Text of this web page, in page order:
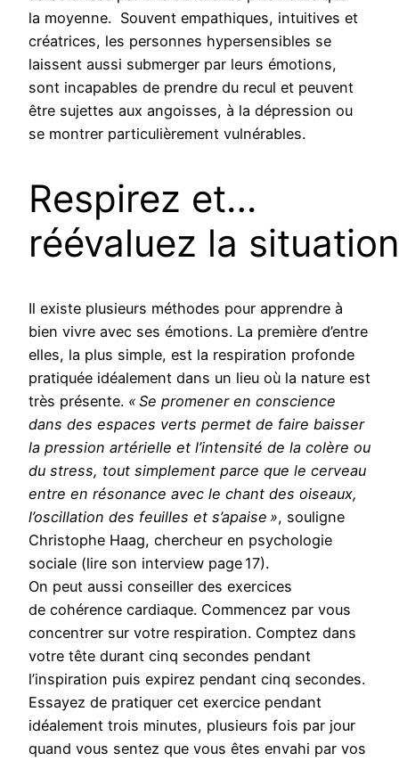
la moyenne. Souvent empathiques, intuitives et
créatrices, les personnes hypersensibles se
laissent aussi submerger par leurs émotions,
sont incapables de prendre du recul et peuvent
être sujettes aux angoisses, à la dépression ou
se montrer particulièrement vulnérables.
Respirez et…
réévaluez la situation
Il existe plusieurs méthodes pour apprendre à
bien vivre avec ses émotions. La première d’entre
elles, la plus simple, est la respiration profonde
pratiquée idéalement dans un lieu où la nature est
très présente. « Se promener en conscience
dans des espaces verts permet de faire baisser
la pression artérielle et l’intensité de la colère ou
du stress, tout simplement parce que le cerveau
entre en résonance avec le chant des oiseaux,
l’oscillation des feuilles et s’apaise », souligne
Christophe Haag, chercheur en psychologie
sociale (lire son interview page 17).
On peut aussi conseiller des exercices
de cohérence cardiaque. Commencez par vous
concentrer sur votre respiration. Comptez dans
votre tête durant cinq secondes pendant
l’inspiration puis expirez pendant cinq secondes.
Essayez de pratiquer cet exercice pendant
idéalement trois minutes, plusieurs fois par jour
quand vous sentez que vous êtes envahi par vos